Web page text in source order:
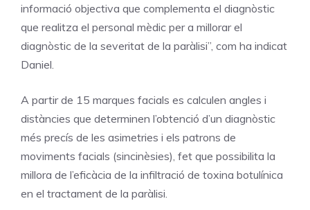
informació objectiva que complementa el diagnòstic
que realitza el personal mèdic per a millorar el
diagnòstic de la severitat de la paràlisi”, com ha indicat
Daniel.
A partir de 15 marques facials es calculen angles i
distàncies que determinen l’obtenció d’un diagnòstic
més precís de les asimetries i els patrons de
moviments facials (sincinèsies), fet que possibilita la
millora de l’eficàcia de la infiltració de toxina botulínica
en el tractament de la paràlisi.